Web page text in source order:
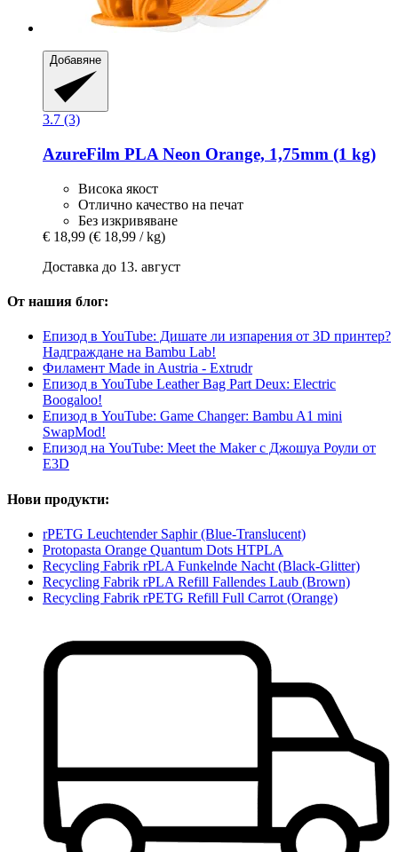
Добавяне
3.7 (3)
AzureFilm PLA Neon Orange, 1,75mm (1 kg)
Висока якост
Отлично качество на печат
Без изкривяване
€ 18,99 (€ 18,99 / kg)
Доставка до 13. август
От нашия блог:
Епизод в YouTube: Дишате ли изпарения от 3D принтер?
Надграждане на Bambu Lab!
Филамент Made in Austria - Extrudr
Епизод в YouTube Leather Bag Part Deux: Electric
Boogaloo!
Епизод в YouTube: Game Changer: Bambu A1 mini
SwapMod!
Епизод на YouTube: Meet the Maker с Джошуа Роули от
E3D
Нови продукти:
rPETG Leuchtender Saphir (Blue-Translucent)
Protopasta Orange Quantum Dots HTPLA
Recycling Fabrik rPLA Funkelnde Nacht (Black-Glitter)
Recycling Fabrik rPLA Refill Fallendes Laub (Brown)
Recycling Fabrik rPETG Refill Full Carrot (Orange)